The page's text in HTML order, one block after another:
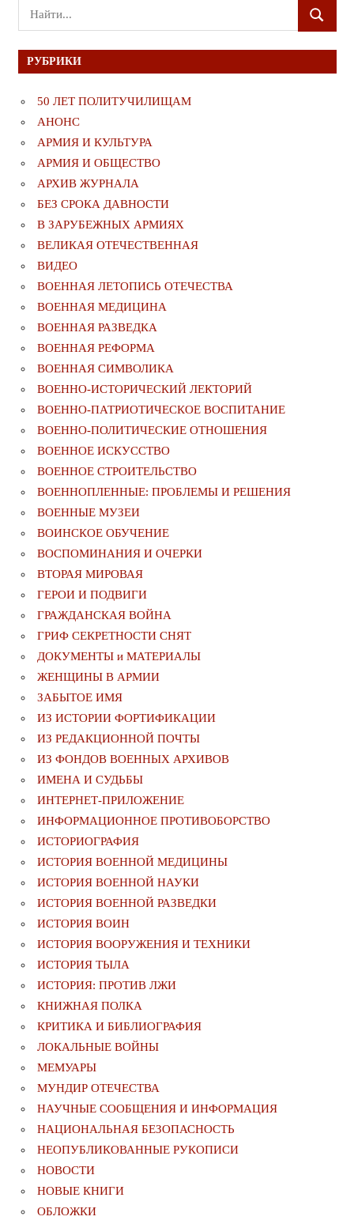
Поиск
для:
ПОИСК
РУБРИКИ
50 ЛЕТ ПОЛИТУЧИЛИЩАМ
АНОНС
АРМИЯ И КУЛЬТУРА
АРМИЯ И ОБЩЕСТВО
АРХИВ ЖУРНАЛА
БЕЗ СРОКА ДАВНОСТИ
В ЗАРУБЕЖНЫХ АРМИЯХ
ВЕЛИКАЯ ОТЕЧЕСТВЕННАЯ
ВИДЕО
ВОЕННАЯ ЛЕТОПИСЬ ОТЕЧЕСТВА
ВОЕННАЯ МЕДИЦИНА
ВОЕННАЯ РАЗВЕДКА
ВОЕННАЯ РЕФОРМА
ВОЕННАЯ СИМВОЛИКА
ВОЕННО-ИСТОРИЧЕСКИЙ ЛЕКТОРИЙ
ВОЕННО-ПАТРИОТИЧЕСКОЕ ВОСПИТАНИЕ
ВОЕННО-ПОЛИТИЧЕСКИE ОТНОШЕНИЯ
ВОЕННОЕ ИСКУССТВО
ВОЕННОЕ СТРОИТЕЛЬСТВО
ВОЕННОПЛЕННЫЕ: ПРОБЛЕМЫ И РЕШЕНИЯ
ВОЕННЫЕ МУЗЕИ
ВОИНСКОЕ ОБУЧЕНИЕ
ВОСПОМИНАНИЯ И ОЧЕРКИ
ВТОРАЯ МИРОВАЯ
ГЕРОИ И ПОДВИГИ
ГРАЖДАНСКАЯ ВОЙНА
ГРИФ СЕКРЕТНОСТИ СНЯТ
ДОКУМЕНТЫ и МАТЕРИАЛЫ
ЖЕНЩИНЫ В АРМИИ
ЗАБЫТОЕ ИМЯ
ИЗ ИСТОРИИ ФОРТИФИКАЦИИ
ИЗ РЕДАКЦИОННОЙ ПОЧТЫ
ИЗ ФОНДОВ ВОЕННЫХ АРХИВОВ
ИМЕНА И СУДЬБЫ
ИНТЕРНЕТ-ПРИЛОЖЕНИЕ
ИНФОРМАЦИОННОЕ ПРОТИВОБОРСТВО
ИСТОРИОГРАФИЯ
ИСТОРИЯ ВОЕННОЙ МЕДИЦИНЫ
ИСТОРИЯ ВОЕННОЙ НАУКИ
ИСТОРИЯ ВОЕННОЙ РАЗВЕДКИ
ИСТОРИЯ ВОИН
ИСТОРИЯ ВООРУЖЕНИЯ И ТЕХНИКИ
ИСТОРИЯ ТЫЛА
ИСТОРИЯ: ПРОТИВ ЛЖИ
КНИЖНАЯ ПОЛКА
КРИТИКА И БИБЛИОГРАФИЯ
ЛОКАЛЬНЫЕ ВОЙНЫ
МЕМУАРЫ
МУНДИР ОТЕЧЕСТВА
НАУЧНЫЕ СООБЩЕНИЯ И ИНФОРМАЦИЯ
НАЦИОНАЛЬНАЯ БЕЗОПАСНОСТЬ
НЕОПУБЛИКОВАННЫЕ РУКОПИСИ
НОВОСТИ
НОВЫЕ КНИГИ
ОБЛОЖКИ